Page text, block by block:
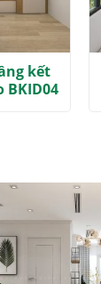
kết
BKID04